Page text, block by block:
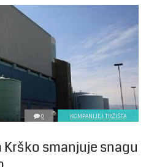
0 KOMPANIJE I TRŽIŠTA
smanjuje snagu